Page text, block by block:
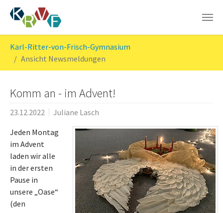
Karl-Ritter-von-Frisch-Gymnasium
Ansicht Newsmeldungen
Komm an - im Advent!
23.12.2022 Juliane Lasch
Jeden Montag
im Advent
laden wir alle
in der ersten
Pause in
unsere „Oase“
(den